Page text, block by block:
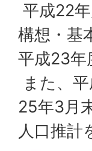
平成22
構想・基
平成23年
また、
25年3月
人口推計